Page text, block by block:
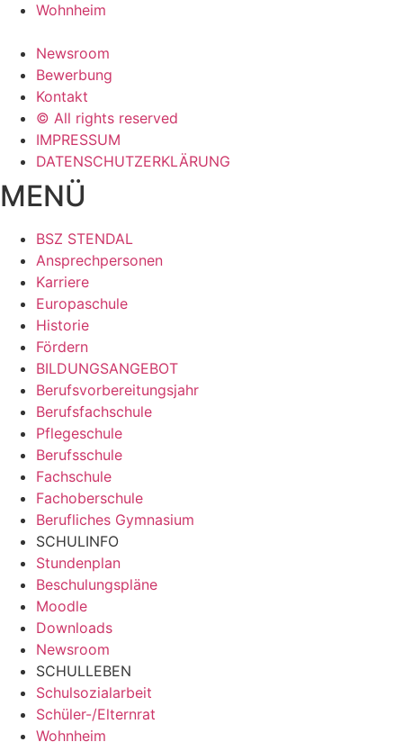
Wohnheim
Newsroom
Bewerbung
Kontakt
© All rights reserved
IMPRESSUM
DATENSCHUTZERKLÄRUNG
MENÜ
BSZ STENDAL
Ansprechpersonen
Karriere
Europaschule
Historie
Fördern
BILDUNGSANGEBOT
Berufsvorbereitungsjahr
Berufsfachschule
Pflegeschule
Berufsschule
Fachschule
Fachoberschule
Berufliches Gymnasium
SCHULINFO
Stundenplan
Beschulungspläne
Moodle
Downloads
Newsroom
SCHULLEBEN
Schulsozialarbeit
Schüler-/Elternrat
Wohnheim